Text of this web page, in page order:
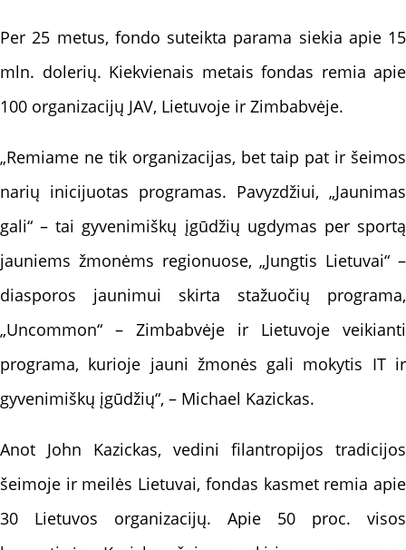
Per 25 metus, fondo suteikta parama siekia apie 15
mln. dolerių. Kiekvienais metais fondas remia apie
100 organizacijų JAV, Lietuvoje ir Zimbabvėje.
„Remiame ne tik organizacijas, bet taip pat ir šeimos
narių inicijuotas programas. Pavyzdžiui, „Jaunimas
gali“ – tai gyvenimiškų įgūdžių ugdymas per sportą
jauniems žmonėms regionuose, „Jungtis Lietuvai“ –
diasporos jaunimui skirta stažuočių programa,
„Uncommon“ – Zimbabvėje ir Lietuvoje veikianti
programa, kurioje jauni žmonės gali mokytis IT ir
gyvenimiškų įgūdžių“, – Michael Kazickas.
Anot John Kazickas, vedini filantropijos tradicijos
šeimoje ir meilės Lietuvai, fondas kasmet remia apie
30 Lietuvos organizacijų. Apie 50 proc. visos